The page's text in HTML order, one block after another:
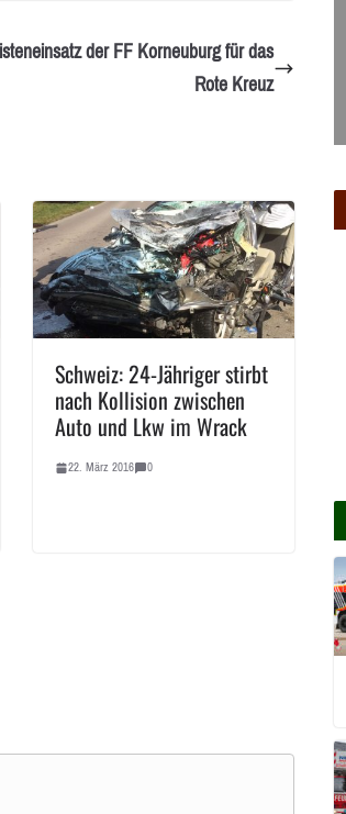
der FF Korneuburg für das
Rote Kreuz
Schweiz: 24-Jähriger stirbt
nach Kollision zwischen
Auto und Lkw im Wrack
22. März 2016 0